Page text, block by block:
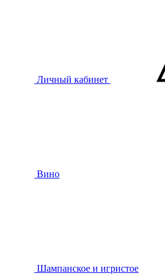
Личный кабинет
Вино
Шампанское и игристое